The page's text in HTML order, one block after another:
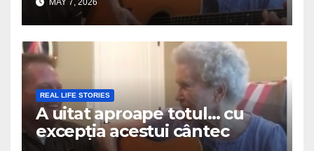
MAY 7, 2026
REAL LIFE STORIES
A uitat aproape totul… cu
excepția acestui cântec